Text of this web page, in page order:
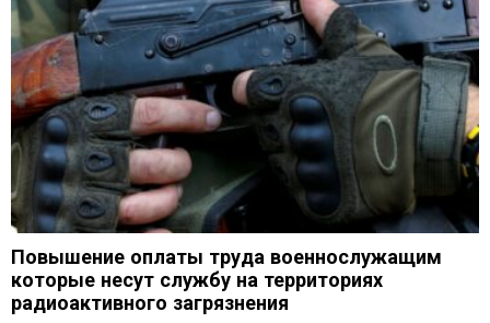
Повышение оплаты труда военнослужащим
которые несут службу на территориях
радиоактивного загрязнения